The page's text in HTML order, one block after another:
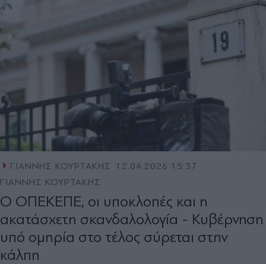
ΓΙΑΝΝΗΣ ΚΟΥΡΤΑΚΗΣ
12.04.2026 15:37
ΓΙΑΝΝΗΣ ΚΟΥΡΤΑΚΗΣ
Ο ΟΠΕΚΕΠΕ, οι υποκλοπές και η
ακατάσχετη σκανδαλολογία - Κυβέρνηση
υπό οµηρία στο τέλος σύρεται στην
κάλπη